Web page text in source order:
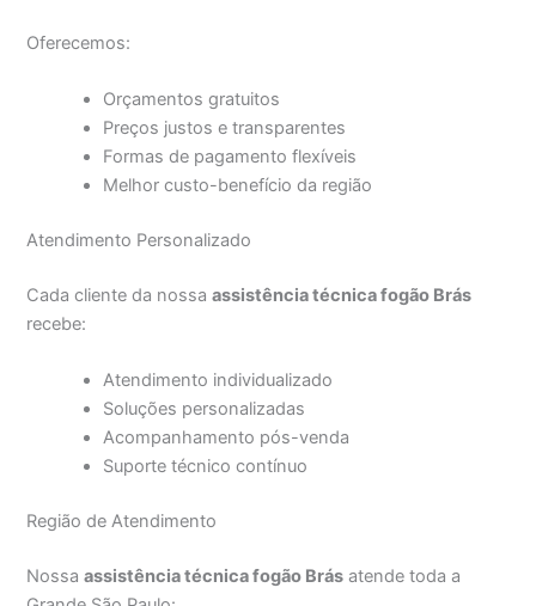
Oferecemos:
Orçamentos gratuitos
Preços justos e transparentes
Formas de pagamento flexíveis
Melhor custo-benefício da região
Atendimento Personalizado
Cada cliente da nossaassistência técnica fogão Brás
recebe:
Atendimento individualizado
Soluções personalizadas
Acompanhamento pós-venda
Suporte técnico contínuo
Região de Atendimento
Nossaassistência técnica fogão Brás atende toda a